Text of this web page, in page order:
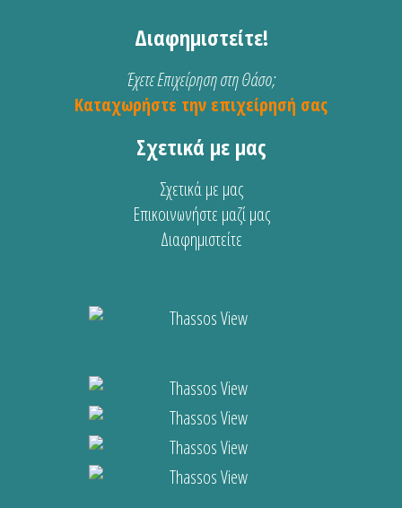
Διαφημιστείτε!
Έχετε Επιχείρηση στη Θάσο;
Καταχωρήστε την επιχείρησή σας
Σχετικά με μας
Σχετικά με μας
Επικοινωνήστε μαζί μας
Διαφημιστείτε